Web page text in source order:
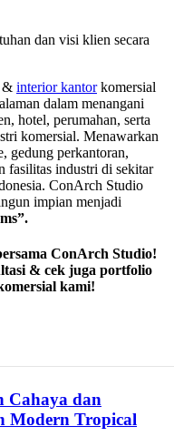
dan visi klien secara
& interior kantorkomersial
dalam menangani
hotel, perumahan, serta
komersial. Menawarkan
gedung perkantoran,
fasilitas industri di sekitar
ConArch Studio
impian menjadi
ConArch Studio!
& cek juga portfolio
kami!
Cahaya dan
Modern Tropical